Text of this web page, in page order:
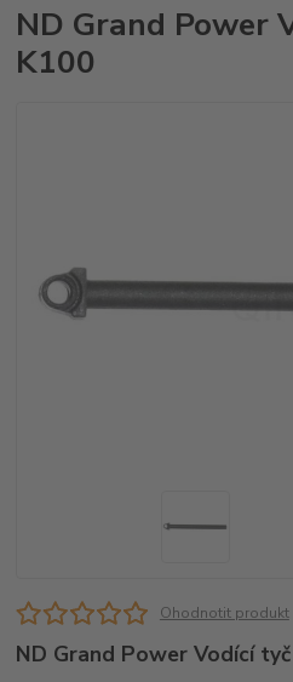
ND Grand Power
K100
Ohodnotit produkt
ND Grand Power Vodící